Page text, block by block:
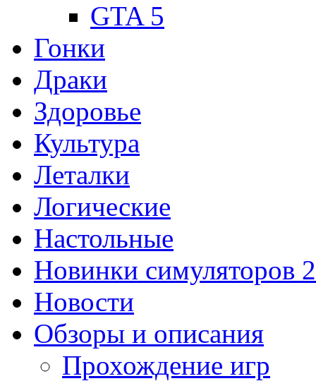
GTA 5
Гонки
Драки
Здоровье
Культура
Леталки
Логические
Настольные
Новинки симуляторов
Новости
Обзоры и описания
Прохождение игр